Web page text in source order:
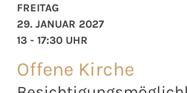
Offene Kirche
FREITAG
29. JANUAR 2027
13 - 17:30 UHR